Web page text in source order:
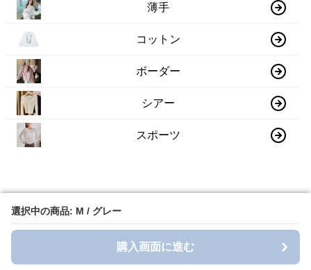
選択中の商品: M / グレー
購入画面に進む
選択中の商品: M / グレー
購入画面に進む
薄手
コットン
ボーダー
シアー
スポーツ